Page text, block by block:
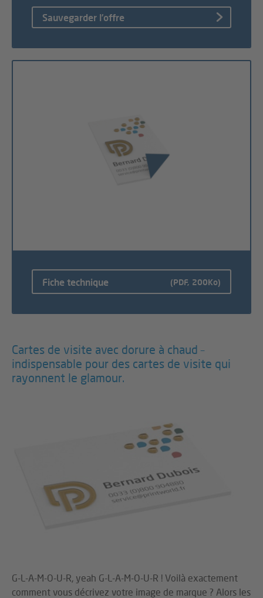
Sauvegarder l’offre
Fiche technique (PDF, 200Ko)
Cartes de visite avec dorure à chaud –
indispensable pour des cartes de visite qui
rayonnent le glamour.
G-L-A-M-O-U-R, yeah G-L-A-M-O-U-R ! Voilà exactement
comment vous décrivez votre image de marque ? Alors les